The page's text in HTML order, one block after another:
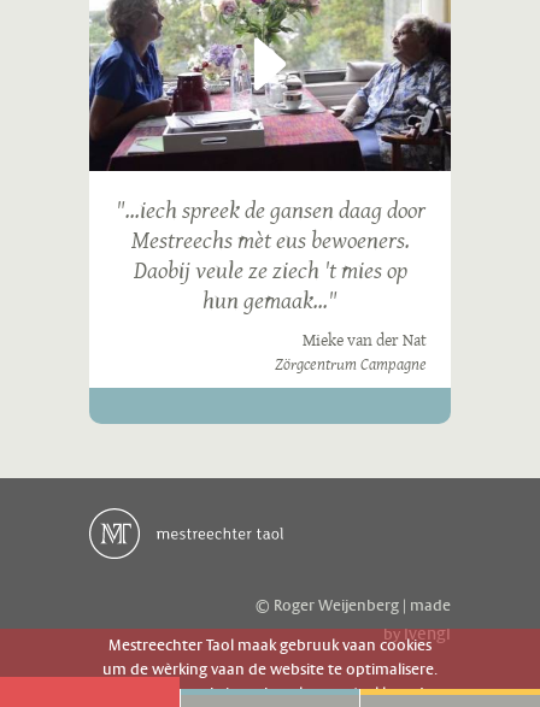
"...iech spreek de gansen daag door
Mestreechs mèt eus bewoeners.
Daobij veule ze ziech 't mies op
hun gemaak..."
Mieke van der Nat
Zörgcentrum Campagne
© Roger Weijenberg | made
byivengi
Mestreechter Taol maak gebruuk vaan cookies
um de wèrking vaan de website te optimalisere.
Es geer de website gebruuk gaot g'r akkoord